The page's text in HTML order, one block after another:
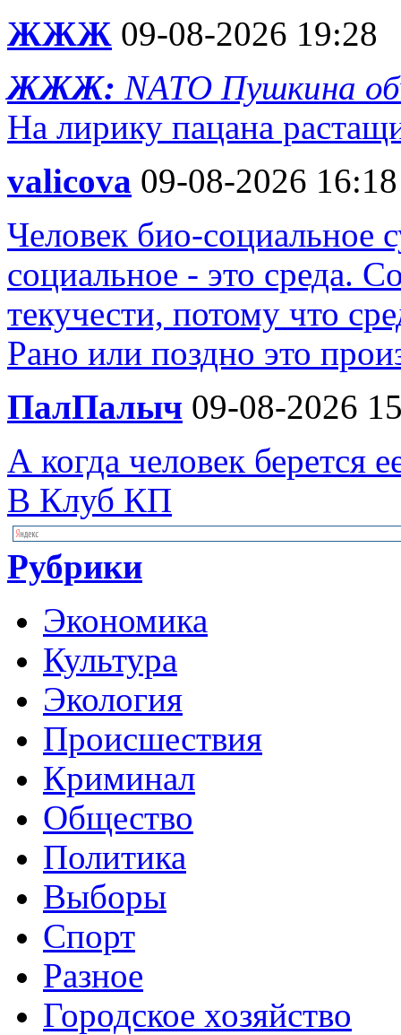
ЖЖЖ 09-08-2026 19:28
ЖЖЖ: NATO Пушкина
На лирику пацана
valicova 09-08-2026 16:18
Человек био-социальное
социальное - это среда.
текучести, потому что
Рано или поздно это
ПалПалыч 09-08-2026
А когда человек берется
В Клуб КП
Рубрики
Экономика
Культура
Экология
Происшествия
Криминал
Общество
Политика
Выборы
Спорт
Разное
Городское хозяйство